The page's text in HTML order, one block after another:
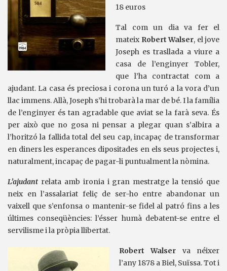
18 euros
Tal com un dia va fer el
mateix Robert Walser, el jove
Joseph es trasllada a viure a
casa de l’enginyer Tobler,
que l’ha contractat com a
ajudant. La casa és preciosa i corona un turó a la vora d’un
llac immens. Allà, Joseph s’hi trobarà la mar de bé. I la família
de l’enginyer és tan agradable que aviat se la farà seva. És
per això que no gosa ni pensar a plegar quan s’albira a
l’horitzó la fallida total del seu cap, incapaç de transformar
en diners les esperances dipositades en els seus projectes i,
naturalment, incapaç de pagar-li puntualment la nòmina.
L’ajudant relata amb ironia i gran mestratge la tensió que
neix en l’assalariat feliç de ser-ho entre abandonar un
vaixell que s’enfonsa o mantenir-se fidel al patró fins a les
últimes conseqüències: l’ésser humà debatent-se entre el
servilisme i la pròpia llibertat.
Robert Walser va néixer
l’any 1878 a Biel, Suïssa. Tot i